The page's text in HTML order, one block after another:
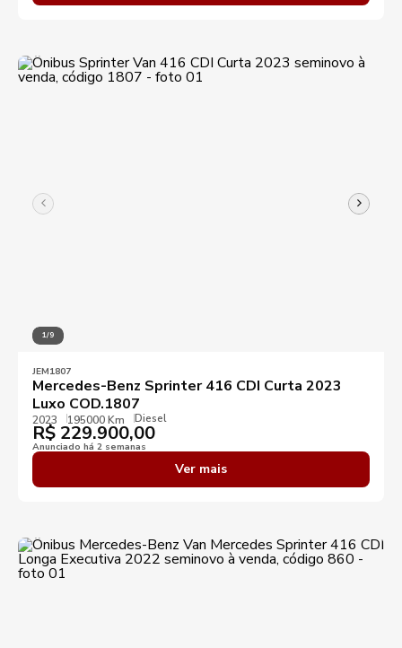
1/9
JEM1807
Mercedes-Benz Sprinter 416 CDI Curta 2023
Luxo COD.1807
2023 195000 Km Diesel
R$ 229.900,00
Anunciado há 2 semanas
Ver mais